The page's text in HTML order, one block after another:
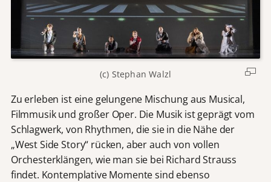
(c) Stephan Walzl
Zu erleben ist eine gelungene Mischung aus Musical,
Filmmusik und großer Oper. Die Musik ist geprägt vom
Schlagwerk, von Rhythmen, die sie in die Nähe der
„West Side Story“ rücken, aber auch von vollen
Orchesterklängen, wie man sie bei Richard Strauss
findet. Kontemplative Momente sind ebenso